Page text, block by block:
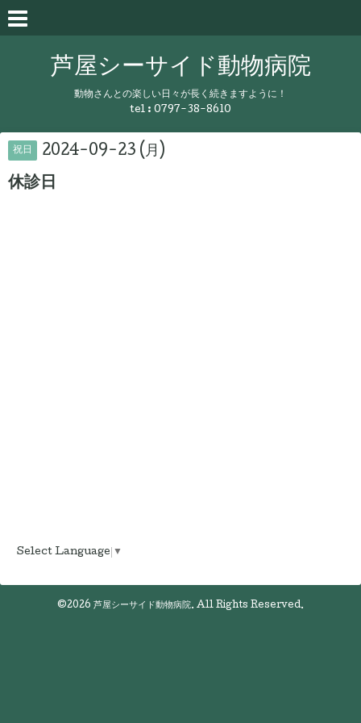
芦屋シーサイド動物病院
動物さんとの楽しい日々が長く続きますように！
tel : 0797-38-8610
祝日 2024-09-23 (月)
休診日
Select Language ▼
©2026 芦屋シーサイド動物病院. All Rights Reserved.